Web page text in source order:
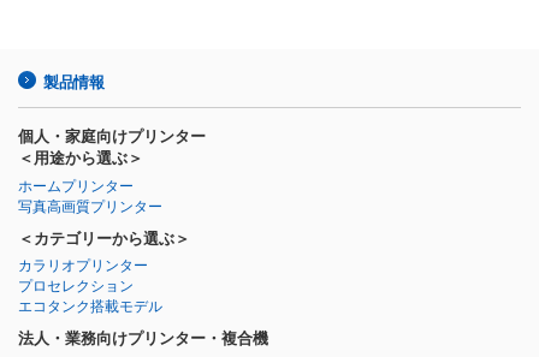
製品情報
個人・家庭向けプリンター
＜用途から選ぶ＞
ホームプリンター
写真高画質プリンター
＜カテゴリーから選ぶ＞
カラリオプリンター
プロセレクション
エコタンク搭載モデル
法人・業務向けプリンター・複合機